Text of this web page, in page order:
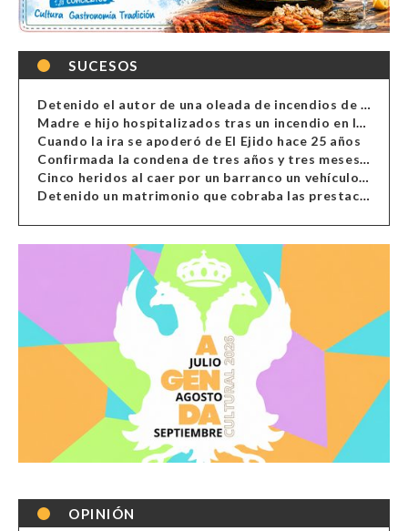
SUCESOS
Detenido el autor de una oleada de incendios de contenedores en Almería
Madre e hijo hospitalizados tras un incendio en la cocina de una vivienda en Almería
Cuando la ira se apoderó de El Ejido hace 25 años
Confirmada la condena de tres años y tres meses al hombre de Antas acusado de xenofobia
Cinco heridos al caer por un barranco un vehículo en Alcolea
Detenido un matrimonio que cobraba las prestaciones de ilegales en Almería, Granada, Málaga, Huelva y Murcia
OPINIÓN